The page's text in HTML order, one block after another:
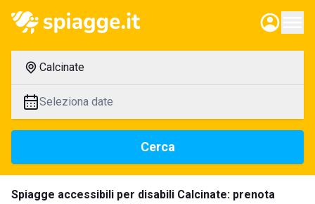
Calcinate
Seleziona date
Cerca
Spiagge accessibili per disabili Calcinate: prenota